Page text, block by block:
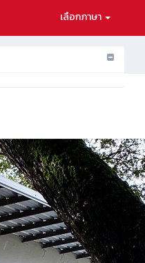
เลือกภาษา